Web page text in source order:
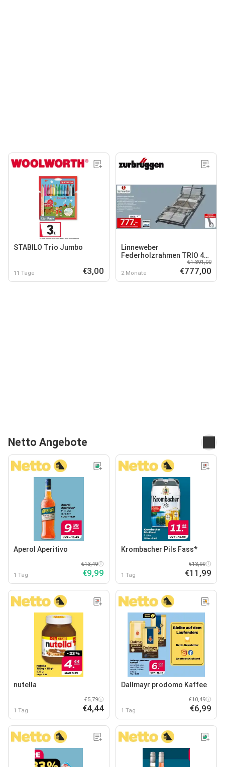
STABILO Trio Jumbo
11 Tage €3,00
Linneweber
Federholzrahmen TRIO 44
2 Monate
€1.891,00
€777,00
Netto Angebote
Aperol Aperitivo
1 Tag
€13,49
€9,99
Krombacher Pils Fass*
1 Tag
€13,99
€11,99
nutella
1 Tag
€5,79
€4,44
Dallmayr prodomo Kaffee
1 Tag
€10,49
€6,99